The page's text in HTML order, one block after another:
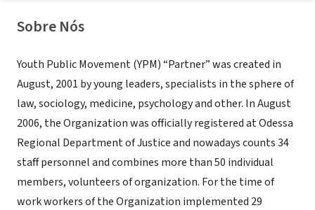
Sobre Nós
Youth Public Movement (YPM) “Partner” was created in
August, 2001 by young leaders, specialists in the sphere of
law, sociology, medicine, psychology and other. In August
2006, the Organization was officially registered at Odessa
Regional Department of Justice and nowadays counts 34
staff personnel and combines more than 50 individual
members, volunteers of organization. For the time of
work workers of the Organization implemented 29